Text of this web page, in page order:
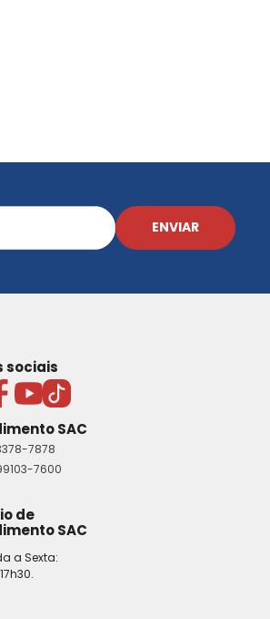
ENVIAR
sociais
SAC
7878
7600
de
SAC
a Sexta: